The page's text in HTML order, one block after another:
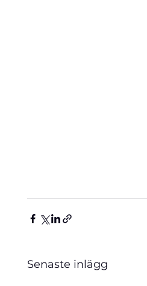
Senaste inlägg